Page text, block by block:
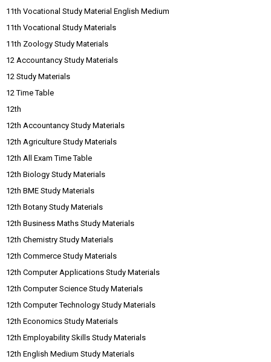
11th Vocational Study Material English Medium
11th Vocational Study Materials
11th Zoology Study Materials
12 Accountancy Study Materials
12 Study Materials
12 Time Table
12th
12th Accountancy Study Materials
12th Agriculture Study Materials
12th All Exam Time Table
12th Biology Study Materials
12th BME Study Materials
12th Botany Study Materials
12th Business Maths Study Materials
12th Chemistry Study Materials
12th Commerce Study Materials
12th Computer Applications Study Materials
12th Computer Science Study Materials
12th Computer Technology Study Materials
12th Economics Study Materials
12th Employability Skills Study Materials
12th English Medium Study Materials